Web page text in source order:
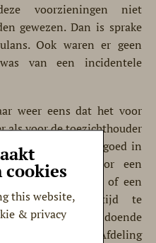
voorzieningen niet
gewezen. Dan is sprake
Ook waren er geen
van een incidentele
weer eens dat het voor
als voor de toezichthouder
omstandigheden goed in
is het voor een
de vraag of een
– zich altijd te
zijn toezicht voldoende
de eisen die de Afdeling
this website,
& privacy